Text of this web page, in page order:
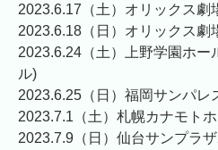
2023.6.17（土）オリックス劇
2023.6.18（日）オリックス劇
2023.6.24（土）上野学園ホー
ル)
2023.6.25（日）福岡サンパレ
2023.7.1（土）札幌カナモト
2023.7.9（日）仙台サンプラ